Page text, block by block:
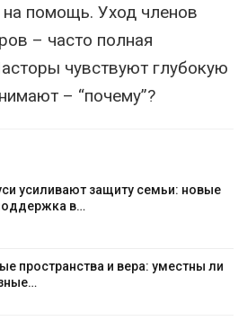
помощь. Уход членов
– часто полная
чувствуют глубокую
– “почему”?
усиливают защиту семьи: новые
в…
пространства и вера: уместны ли